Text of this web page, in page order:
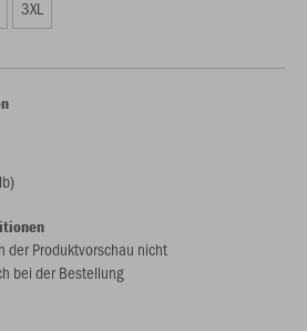
3XL
der Produktvorschau nicht
bei der Bestellung